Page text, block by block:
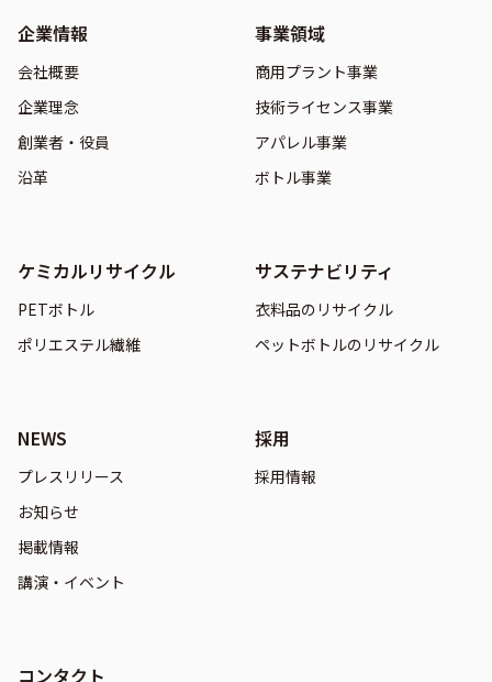
企業情報
会社概要
企業理念
創業者・役員
沿革
事業領域
商用プラント事業
技術ライセンス事業
アパレル事業
ボトル事業
ケミカルリサイクル
PETボトル
ポリエステル繊維
サステナビリティ
衣料品のリサイクル
ペットボトルのリサイクル
NEWS
プレスリリース
お知らせ
掲載情報
講演・イベント
採用
採用情報
コンタクト